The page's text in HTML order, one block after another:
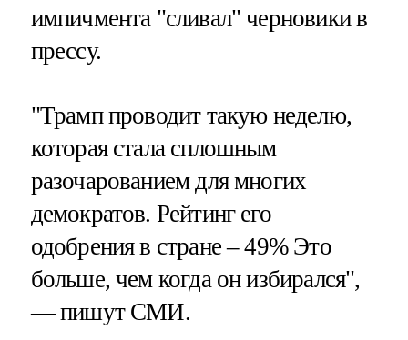
импичмента "сливал" черновики в
прессу.
"Трамп проводит такую неделю,
которая стала сплошным
разочарованием для многих
демократов. Рейтинг его
одобрения в стране – 49% Это
больше, чем когда он избирался",
— пишут СМИ.